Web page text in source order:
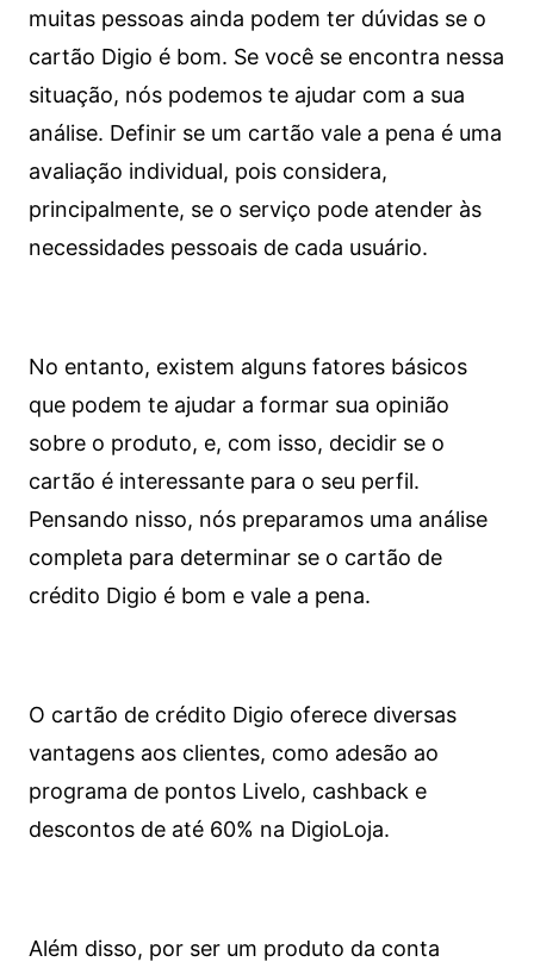
muitas pessoas ainda podem ter dúvidas se o
cartão Digio é bom. Se você se encontra nessa
situação, nós podemos te ajudar com a sua
análise. Definir se um cartão vale a pena é uma
avaliação individual, pois considera,
principalmente, se o serviço pode atender às
necessidades pessoais de cada usuário.
No entanto, existem alguns fatores básicos
que podem te ajudar a formar sua opinião
sobre o produto, e, com isso, decidir se o
cartão é interessante para o seu perfil.
Pensando nisso, nós preparamos uma análise
completa para determinar se o cartão de
crédito Digio é bom e vale a pena.
O cartão de crédito Digio oferece diversas
vantagens aos clientes, como adesão ao
programa de pontos Livelo, cashback e
descontos de até 60% na DigioLoja.
Além disso, por ser um produto da conta